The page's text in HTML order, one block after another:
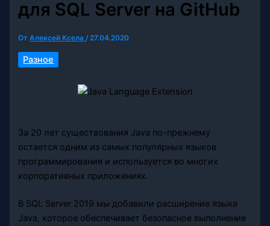
для SQL Server на GitHub
ОтАлексей Ксела/27.04.2020
Разное
За 20 лет существования Java по-прежнему
остается одним из самых популярных языков
программирования и используется во многих
корпоративных приложениях.
В SQL Server 2019 мы добавили расширение языка
Java, которое обеспечивает безопасное выполнение